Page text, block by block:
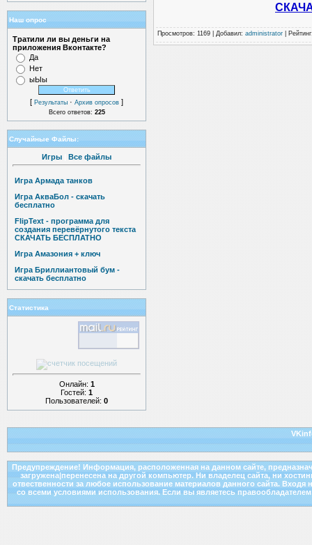
Наш опрос
Тратили ли вы деньги на
приложения Вконтакте?
Да
Нет
ыЫы
[ Результаты · Архив опросов ]
Всего ответов: 225
Случайные Файлы:
Игры Все файлы
Игра Армада танков
Игра АкваБол - скачать
бесплатно
FlipText - программа для
создания перевёрнутого текста
СКАЧАТЬ БЕСПЛАТНО
Игра Амазония + ключ
Игра Бриллиантовый бум -
скачать бесплатно
Статистика
Онлайн: 1
Гостей: 1
Пользователей: 0
Просмотров: 1169 | Добавил: administrator Рейтинг
Предупреждение! Информация, расположенная на данном сайте,
загружена|перенесена на другой компьютер. Ни владелец сайта, ни
отвественности за любое использование материалов данного сайта.
со всеми условиями использования. Если вы являетесь